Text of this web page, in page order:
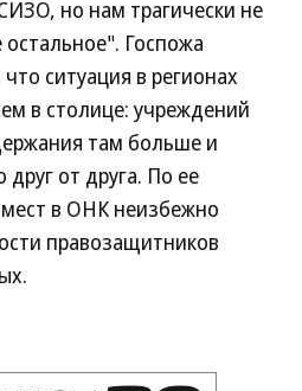
но нам трагически не
Госпожа
ситуация в регионах
в столице: учреждений
там больше и
от друга. По ее
в ОНК неизбежно
правозащитников